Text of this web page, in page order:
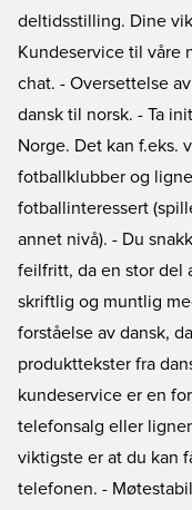
deltidsstilling. Dine
Kundeservice til våre
chat. - Oversettelse
dansk til norsk. - Ta
Norge. Det kan f.eks.
fotballklubber og
fotballinteressert
annet nivå). - Du
feilfritt, da en stor del
skriftlig og muntlig
forståelse av dansk,
produkttekster fra
kundeservice er en
telefonsalg eller
viktigste er at du kan
telefonen. -